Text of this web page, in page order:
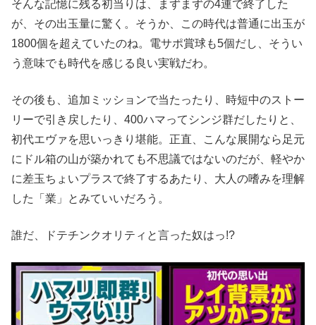
そんな記憶に残る初当りは、まずまずの4連で終了した
が、その出玉量に驚く。そうか、この時代は普通に出玉が
1800個を超えていたのね。電サポ賞球も5個だし、そうい
う意味でも時代を感じる良い実戦だわ。
その後も、追加ミッションで当たったり、時短中のストー
リーで引き戻したり、400ハマってシンジ群だしたりと、
初代エヴァを思いっきり堪能。正直、こんな展開なら足元
にドル箱の山が築かれても不思議ではないのだが、軽やか
に差玉ちょいプラスで終了するあたり、大人の嗜みを理解
した「業」とみていいだろう。
誰だ、ドテチンクオリティと言った奴はっ!?